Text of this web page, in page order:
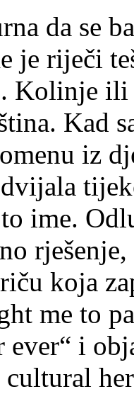
da se
je riječi
Kolinje ili
Kad
iz
ime.
koja
me to
i